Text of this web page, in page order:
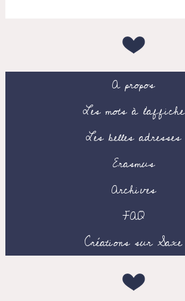
A propos
Les mots à l’affiche
Les belles adresses
Erasmus
Archives
FAQ
Créations sur Saxe